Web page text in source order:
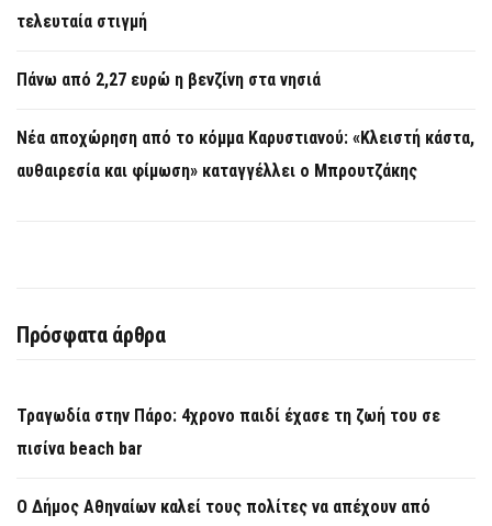
τελευταία στιγμή
Πάνω από 2,27 ευρώ η βενζίνη στα νησιά
Νέα αποχώρηση από το κόμμα Καρυστιανού: «Κλειστή κάστα,
αυθαιρεσία και φίμωση» καταγγέλλει ο Μπρουτζάκης
Πρόσφατα άρθρα
Τραγωδία στην Πάρο: 4χρονο παιδί έχασε τη ζωή του σε
πισίνα beach bar
Ο Δήμος Αθηναίων καλεί τους πολίτες να απέχουν από